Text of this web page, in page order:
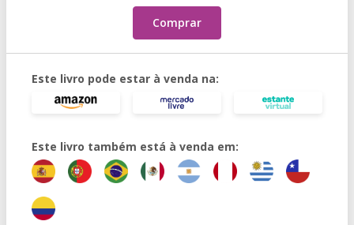
Comprar
Este livro pode estar à venda na:
Este livro também está à venda em: